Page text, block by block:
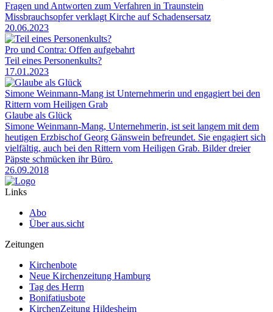
Fragen und Antworten zum Verfahren in Traunstein
Missbrauchsopfer verklagt Kirche auf Schadensersatz
20.06.2023
Pro und Contra: Offen aufgebahrt
Teil eines Personenkults?
17.01.2023
Simone Weinmann-Mang ist Unternehmerin und engagiert bei den
Rittern vom Heiligen Grab
Glaube als Glück
Simone Weinmann-Mang, Unternehmerin, ist seit langem mit dem
heutigen Erzbischof Georg Gänswein befreundet. Sie engagiert sich
vielfältig, auch bei den Rittern vom Heiligen Grab. Bilder dreier
Päpste schmücken ihr Büro.
26.09.2018
Links
Abo
Über aus.sicht
Zeitungen
Kirchenbote
Neue Kirchenzeitung Hamburg
Tag des Herrn
Bonifatiusbote
KirchenZeitung Hildesheim